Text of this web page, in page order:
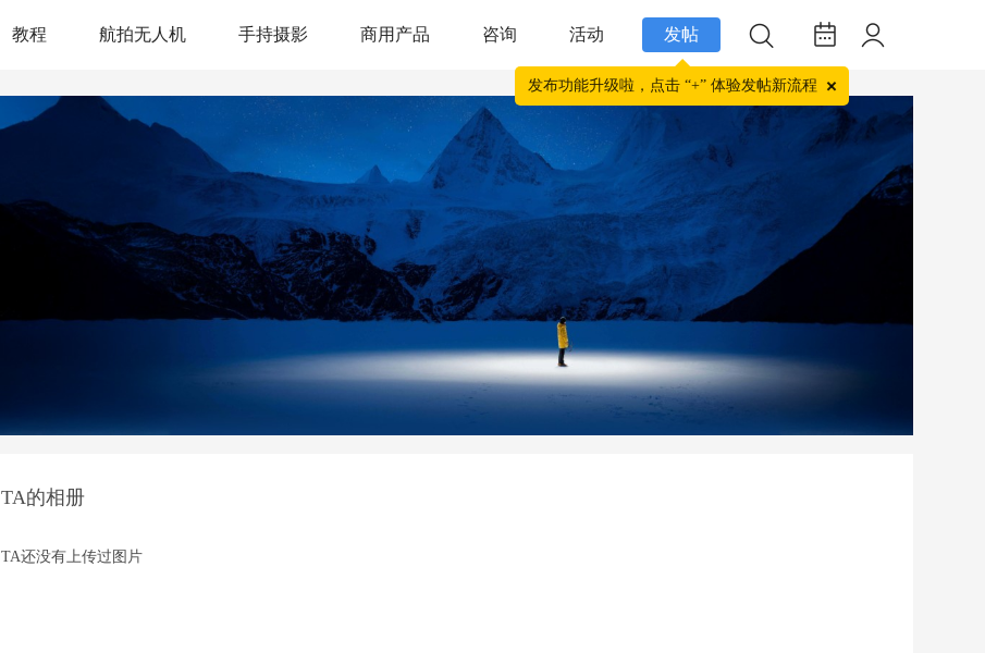
教程 航拍无人机 手持摄影 商用产品 咨询 活动 发帖
发布功能升级啦，点击 “+” 体验发帖新流程
TA的相册
TA还没有上传过图片